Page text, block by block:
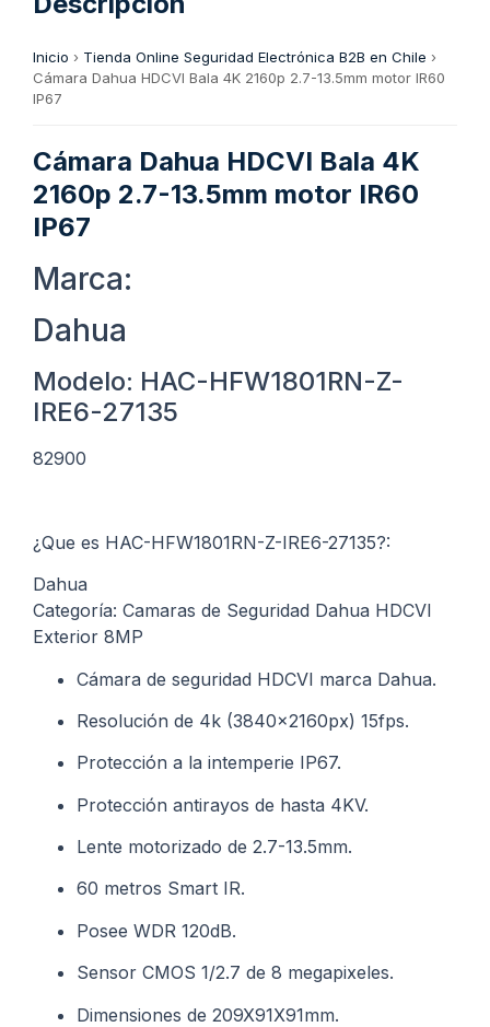
Inicio › Tienda Online Seguridad Electrónica B2B en Chile ›
Cámara Dahua HDCVI Bala 4K 2160p 2.7-13.5mm motor IR60
IP67
Cámara Dahua HDCVI Bala 4K
2160p 2.7-13.5mm motor IR60
IP67
Marca:
Dahua
Modelo: HAC-HFW1801RN-Z-
IRE6-27135
82900
¿Que es HAC-HFW1801RN-Z-IRE6-27135?:
Dahua
Categoría: Camaras de Seguridad Dahua HDCVI
Exterior 8MP
Cámara de seguridad HDCVI marca Dahua.
Resolución de 4k (3840x2160px) 15fps.
Protección a la intemperie IP67.
Protección antirayos de hasta 4KV.
Lente motorizado de 2.7-13.5mm.
60 metros Smart IR.
Posee WDR 120dB.
Sensor CMOS 1/2.7 de 8 megapixeles.
Dimensiones de 209X91X91mm.